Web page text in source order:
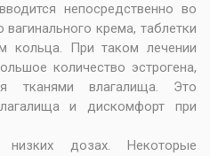
непосредственно во
крема, таблетки
кольца. При таком лечении
количество эстрогена,
тканями влагалища. Это
и дискомфорт при
низких дозах. Некоторые